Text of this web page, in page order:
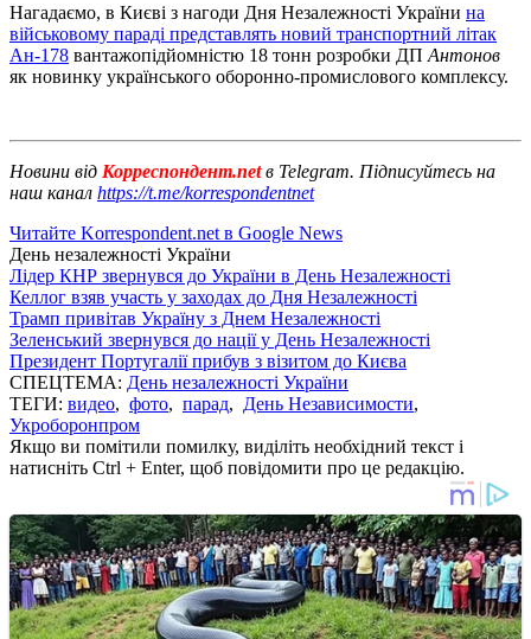
Нагадаємо, в Києві з нагоди Дня Незалежності України на
військовому параді представлять новий транспортний літак
Ан-178 вантажопідйомністю 18 тонн розробки ДП Антонов
як новинку українського оборонно-промислового комплексу.
Новини від Корреспондент.netв Telegram. Підписуйтесь на
наш канал https://t.me/korrespondentnet
Читайте Korrespondent.net в Google News
День незалежності України
Лідер КНР звернувся до України в День Незалежності
Келлог взяв участь у заходах до Дня Незалежності
Трамп привітав Україну з Днем Незалежності
Зеленський звернувся до нації у День Незалежності
Президент Португалії прибув з візитом до Києва
СПЕЦТЕМА: День незалежності України
ТЕГИ: видео, фото, парад, День Независимости,
Укроборонпром
Якщо ви помітили помилку, виділіть необхідний текст і
натисніть Ctrl + Enter, щоб повідомити про це редакцію.